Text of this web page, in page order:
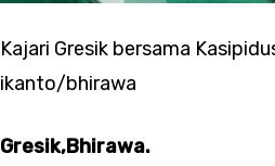
Kajari Gresik bersama
ikanto/bhirawa
Gresik,Bhirawa.